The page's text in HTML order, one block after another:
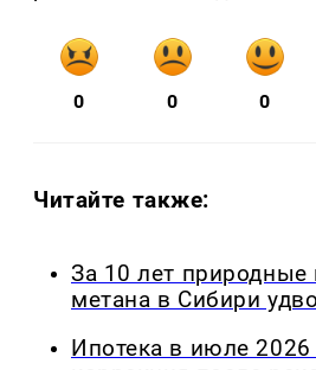
0 0 0
Читайте также:
За 10 лет
метана в Сибири
Ипотека в июле 2026